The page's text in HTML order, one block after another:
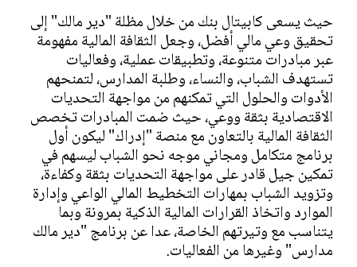
حيث يسعى كابيتال بنك من خلال مظلة "دير مالك" إلى
تحقيق وعي مالي أفضل، وجعل الثقافة المالية مفهومة
عبر مبادرات متنوعة، وتطبيقات عملية، وفعاليات
تستهدف الشباب، والنساء، وطلبة المدارس، لتمنحهم
الأدوات والحلول التي تمكنهم من مواجهة التحديات
الاقتصادية بثقة ووعي، حيث ضمت المبادرات تخصص
الثقافة المالية بالتعاون مع منصة "إدراك" ليكون أول
برنامج متكامل ومجاني موجه نحو الشباب ليسهم في
تمكين جيل قادر على مواجهة التحديات بثقة وكفاءة،
وتزويد الشباب بمهارات التخطيط المالي الواعي وإدارة
الموارد واتخاذ القرارات المالية الذكية بمرونة وبما
يتناسب مع وتيرتهم الخاصة، عدا عن برنامج "دير مالك
مدارس" وغيرها من الفعاليات.